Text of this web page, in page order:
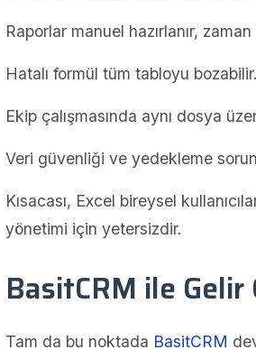
Raporlar manuel hazırlanır, zaman
Hatalı formül tüm tabloyu bozabilir.
Ekip çalışmasında aynı dosya
Veri güvenliği ve yedekleme
Kısacası, Excel bireysel
yönetimi için yetersizdir.
BasitCRM ile
Tam da bu noktada BasitCRM